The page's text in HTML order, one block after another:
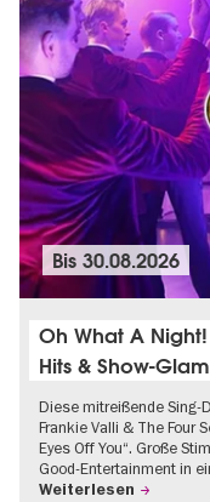
Bis30.08.2026
Oh What A
Hits & Show-
Diese mitreißende Sing-
Frankie Valli & The Four
Eyes Off You“. Große
Good-Entertainment in
Weiterlesen